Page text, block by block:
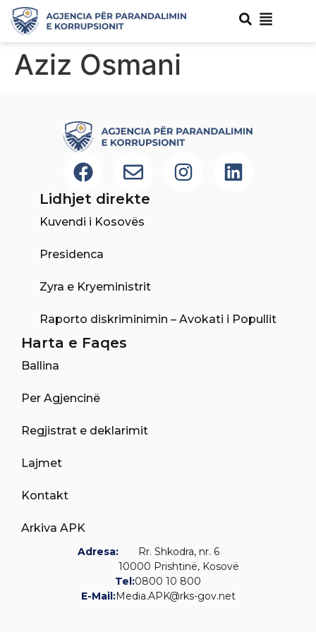
Aziz Osmani
Lidhjet direkte
Kuvendi i Kosovës
Presidenca
Zyra e Kryeministrit
Raporto diskriminimin – Avokati i Popullit
Harta e Faqes
Ballina
Per Agjencinë
Regjistrat e deklarimit
Lajmet
Kontakt
Arkiva APK
Adresa:
Rr. Shkodra, nr. 6
10000 Prishtinë, Kosovë
Tel:0800 10 800
E-Mail:Media.APK@rks-gov.net